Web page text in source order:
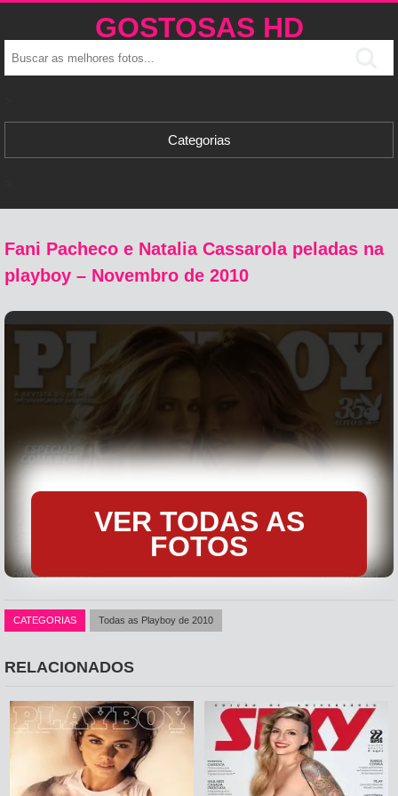
GOSTOSAS HD
Categorias
Fani Pacheco e Natalia Cassarola peladas na
playboy – Novembro de 2010
VER TODAS AS
FOTOS
CATEGORIAS Todas as Playboy de 2010
RELACIONADOS